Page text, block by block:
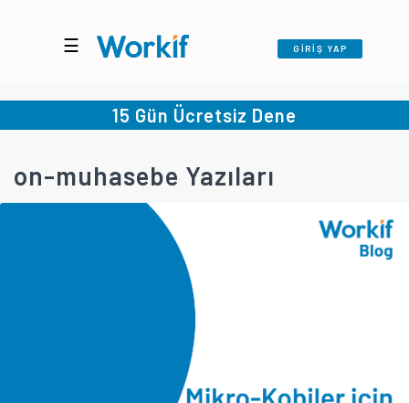
☰ GİRİŞ YAP
15 Gün Ücretsiz Dene
on-muhasebe Yazıları